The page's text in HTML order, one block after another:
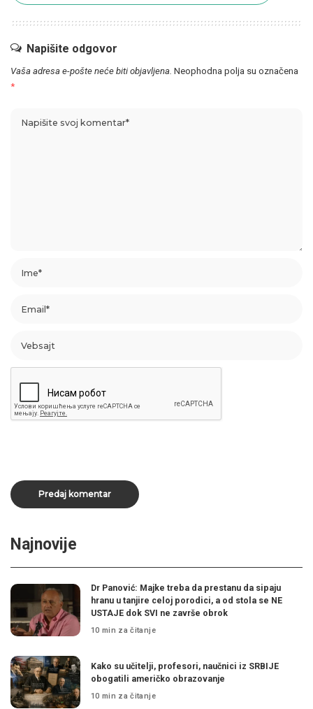
Napišite odgovor
Vaša adresa e-pošte neće biti objavljena. Neophodna polja su označena
*
Najnovije
Dr Panović: Majke treba da prestanu da sipaju
hranu u tanjire celoj porodici, a od stola se NE
USTAJE dok SVI ne završe obrok
10 min za čitanje
Kako su učitelji, profesori, naučnici iz SRBIJE
obogatili američko obrazovanje
10 min za čitanje